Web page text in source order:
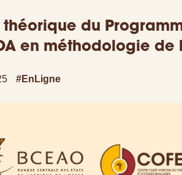
théorique du
en méthodologie
#EnLigne